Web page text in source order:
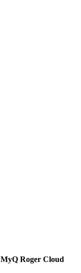
MyQ Roger Cloud